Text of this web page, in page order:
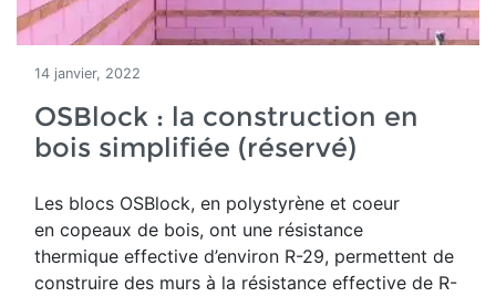
14 janvier, 2022
OSBlock : la construction en
bois simplifiée (réservé)
Les blocs OSBlock, en polystyrène et coeur
en copeaux de bois, ont une résistance
thermique effective d’environ R-29, permettent de
construire des murs à la résistance effective de R-